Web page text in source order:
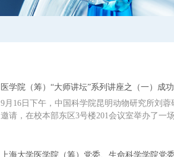
医学院（筹）“大师讲坛”系列讲座之（一）成
9月16日下午，中国科学院昆明动物研究所刘
邀请，在校本部东区3号楼201会议室举办了一
上海大学医学院（筹）党委、生命科学学院党